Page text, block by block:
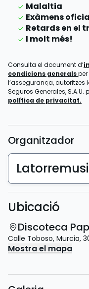
Malaltia
Exàmens
Retards en el
I molt més!
Consulta el document d’
condicions generals
l’assegurança, autoritzes
Seguros Generales,
política de privacitat.
Organitzador
Ubicació
Discoteca
Calle Toboso, Murcia,
Mostra el mapa